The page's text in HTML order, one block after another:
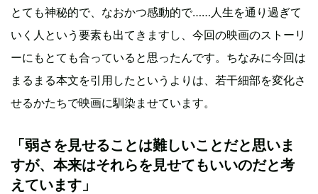
とても神秘的で、なおかつ感動的で……人生を通り過ぎて
いく人という要素も出てきますし、今回の映画のストーリ
ーにもとても合っていると思ったんです。ちなみに今回は
まるまる本文を引用したというよりは、若干細部を変化さ
せるかたちで映画に馴染ませています。
「弱さを見せることは難しいことだと思いま
すが、本来はそれらを見せてもいいのだと考
えています」